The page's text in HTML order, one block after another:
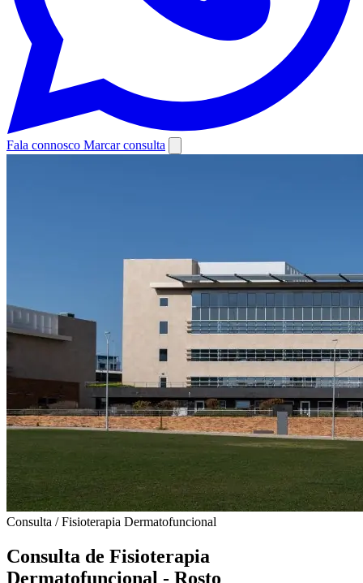
Fala connosco Marcar consulta
Consulta / Fisioterapia Dermatofuncional
Consulta de Fisioterapia
Dermatofuncional - Rosto